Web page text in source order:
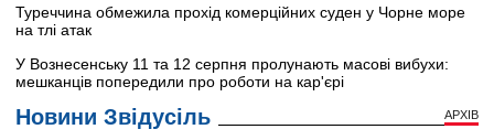
Туреччина обмежила прохід комерційних суден у Чорне море
на тлі атак
У Вознесенську 11 та 12 серпня пролунають масові вибухи:
мешканців попередили про роботи на кар'єрі
Новини Звідусіль АРХІВ